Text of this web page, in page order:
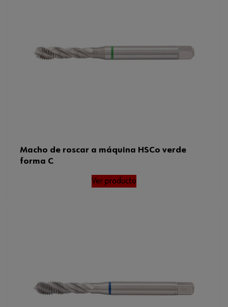
Macho de roscar a máquina HSCo verde
forma C
Ver producto